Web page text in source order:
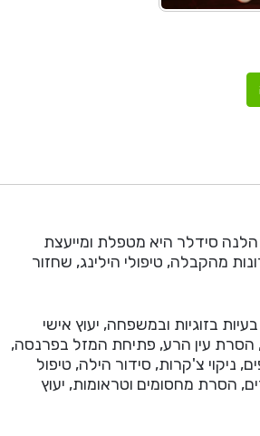
הלנה סידלר היא מטפלת ומייעצת
מהקבלה, טיפולי הילינג, שחזור
בזוגיות ובמשפחה, יעוץ אישי
הסרת עין הרע, פתיחת המזל בפרנסה,
ניקוי צ'קרות, סידור הילה, טיפול
הסרת מחסומים וטראומות, יעוץ